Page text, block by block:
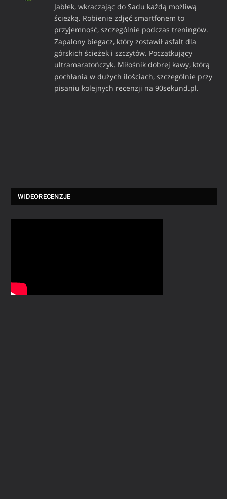
Jabłek, wkraczając do Sadu każdą możliwą
ścieżką. Robienie zdjęć smartfonem to
przyjemność, szczególnie podczas treningów.
Zapalony biegacz, który zostawił asfalt dla
górskich ścieżek i szczytów. Początkujący
ultramaratończyk. Miłośnik dobrej kawy, którą
pochłania w dużych ilościach, szczególnie przy
pisaniu kolejnych recenzji na 90sekund.pl.
WIDEORECENZJE